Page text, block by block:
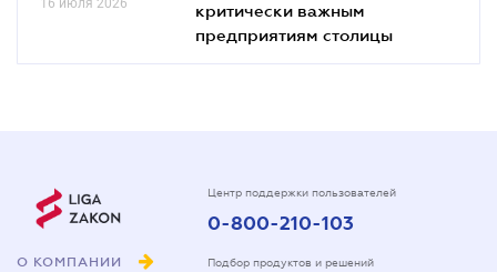
критически важным
предприятиям столицы
О КОМПАНИИ
Центр поддержки пользователей
0-800-210-103
Подбор продуктов и решений